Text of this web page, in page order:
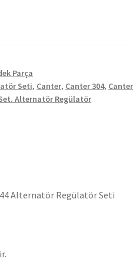
Parça
Seti, Canter, Canter 304,
Alternatör Regülatör
Alternatör Regülatör Seti